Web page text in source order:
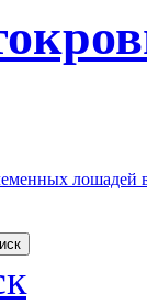
лошадей